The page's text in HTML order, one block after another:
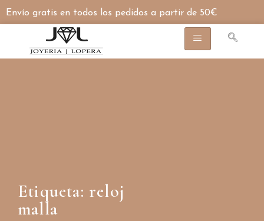
Envío gratis en todos los pedidos a partir de 50€
Etiqueta: reloj
malla